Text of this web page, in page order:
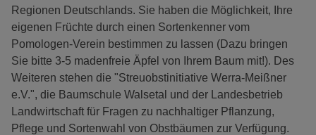
Regionen Deutschlands. Sie haben die Möglichkeit, Ihre
eigenen Früchte durch einen Sortenkenner vom
Pomologen-Verein bestimmen zu lassen (Dazu bringen
Sie bitte 3-5 madenfreie Äpfel von Ihrem Baum mit!). Des
Weiteren stehen die "Streuobstinitiative Werra-Meißner
e.V.", die Baumschule Walsetal und der Landesbetrieb
Landwirtschaft für Fragen zu nachhaltiger Pflanzung,
Pflege und Sortenwahl von Obstbäumen zur Verfügung.